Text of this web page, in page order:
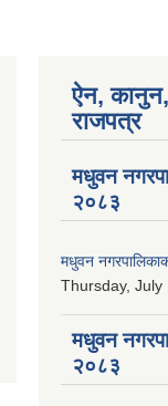
ऐन, कानुन,
राजपत्र
मधुवन
२०८३
मधुवन
Thursday, July
मधुवन
२०८३